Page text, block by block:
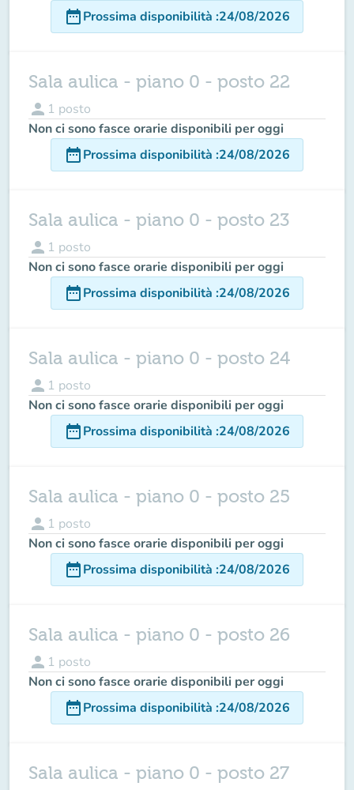
date_rangeProssima disponibilità :24/08/2026
Sala aulica - piano 0 - posto 22
person 1 posto
Non ci sono fasce orarie disponibili per oggi
date_rangeProssima disponibilità :24/08/2026
Sala aulica - piano 0 - posto 23
person 1 posto
Non ci sono fasce orarie disponibili per oggi
date_rangeProssima disponibilità :24/08/2026
Sala aulica - piano 0 - posto 24
person 1 posto
Non ci sono fasce orarie disponibili per oggi
date_rangeProssima disponibilità :24/08/2026
Sala aulica - piano 0 - posto 25
person 1 posto
Non ci sono fasce orarie disponibili per oggi
date_rangeProssima disponibilità :24/08/2026
Sala aulica - piano 0 - posto 26
person 1 posto
Non ci sono fasce orarie disponibili per oggi
date_rangeProssima disponibilità :24/08/2026
Sala aulica - piano 0 - posto 27